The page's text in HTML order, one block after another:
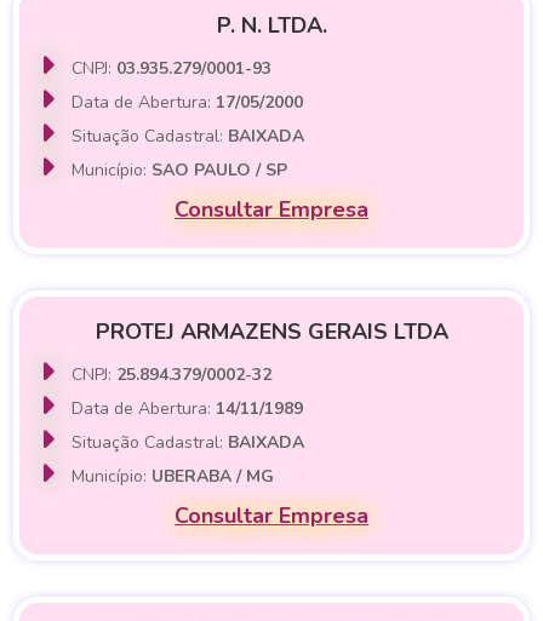
P. N. LTDA.
CNPJ: 03.935.279/0001-93
Data de Abertura: 17/05/2000
Situação Cadastral: BAIXADA
Município: SAO PAULO / SP
Consultar Empresa
PROTEJ ARMAZENS GERAIS LTDA
CNPJ: 25.894.379/0002-32
Data de Abertura: 14/11/1989
Situação Cadastral: BAIXADA
Município: UBERABA / MG
Consultar Empresa